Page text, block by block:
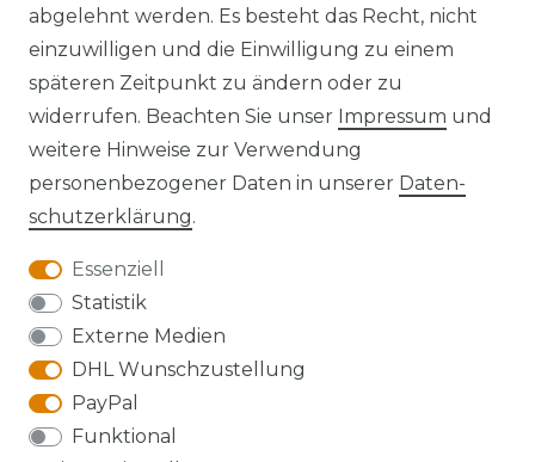
abgelehnt werden. Es besteht das Recht, nicht
einzuwilligen und die Einwilligung zu einem
späteren Zeitpunkt zu ändern oder zu
widerrufen. Beachten Sie unser Impressum und
weitere Hinweise zur Verwendung
personenbezogener Daten in unserer Daten­
schutz­erklärung.
Essenziell
Statistik
Externe Medien
DHL Wunschzustellung
PayPal
Funktional
VERTRAG WIDERRUFEN Kontakt
Die Karte kann aufgrund ihrer
Datenschutzeinstellungen nicht angezeigt